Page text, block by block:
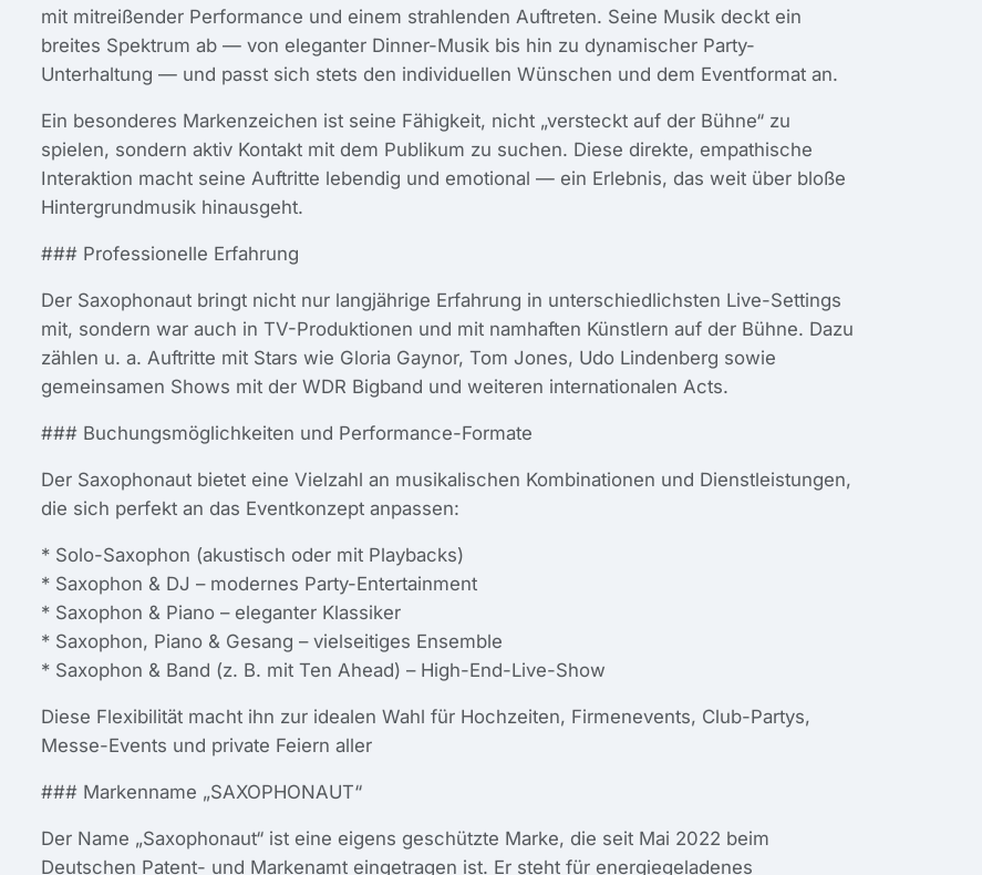
mit mitreißender Performance und einem strahlenden Auftreten. Seine Musik deckt ein
breites Spektrum ab — von eleganter Dinner-Musik bis hin zu dynamischer Party-
Unterhaltung — und passt sich stets den individuellen Wünschen und dem Eventformat an.
Ein besonderes Markenzeichen ist seine Fähigkeit, nicht „versteckt auf der Bühne“ zu
spielen, sondern aktiv Kontakt mit dem Publikum zu suchen. Diese direkte, empathische
Interaktion macht seine Auftritte lebendig und emotional — ein Erlebnis, das weit über bloße
Hintergrundmusik hinausgeht.
### Professionelle Erfahrung
Der Saxophonaut bringt nicht nur langjährige Erfahrung in unterschiedlichsten Live-Settings
mit, sondern war auch in TV-Produktionen und mit namhaften Künstlern auf der Bühne. Dazu
zählen u. a. Auftritte mit Stars wie Gloria Gaynor, Tom Jones, Udo Lindenberg sowie
gemeinsamen Shows mit der WDR Bigband und weiteren internationalen Acts.
### Buchungsmöglichkeiten und Performance-Formate
Der Saxophonaut bietet eine Vielzahl an musikalischen Kombinationen und Dienstleistungen,
die sich perfekt an das Eventkonzept anpassen:
* Solo-Saxophon (akustisch oder mit Playbacks)
* Saxophon & DJ – modernes Party-Entertainment
* Saxophon & Piano – eleganter Klassiker
* Saxophon, Piano & Gesang – vielseitiges Ensemble
* Saxophon & Band (z. B. mit Ten Ahead) – High-End-Live-Show
Diese Flexibilität macht ihn zur idealen Wahl für Hochzeiten, Firmenevents, Club-Partys,
Messe-Events und private Feiern aller
### Markenname „SAXOPHONAUT“
Der Name „Saxophonaut“ ist eine eigens geschützte Marke, die seit Mai 2022 beim
Deutschen Patent- und Markenamt eingetragen ist. Er steht für energiegeladenes